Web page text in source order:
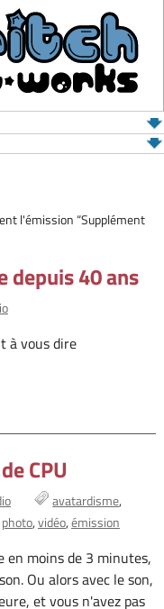
l'émission “Supplément
depuis 40 ans
à vous dire
CPU
avatardisme
photo vidéo émission
en moins de 3 minutes,
Ou alors avec le son,
et vous n'avez pas